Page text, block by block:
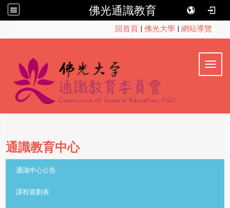
佛光通識教育
回首頁| 佛光大學| 網站導覽
通識教育中心
通識中心公告
課程規劃表